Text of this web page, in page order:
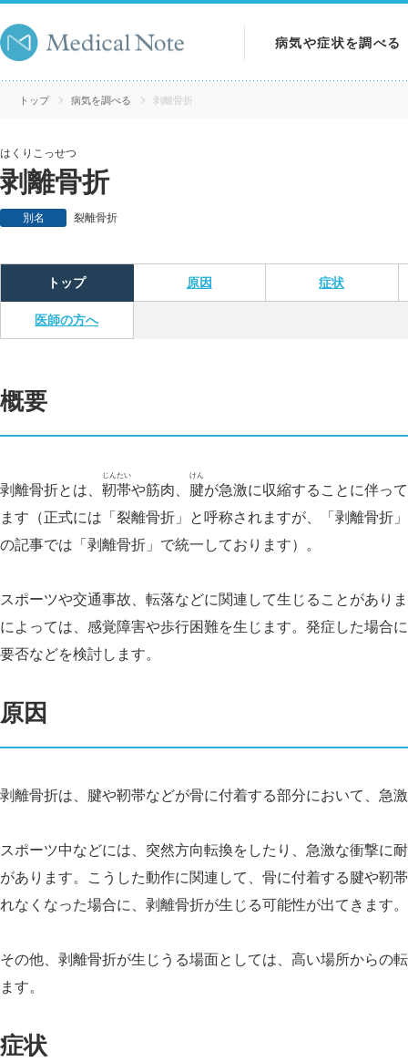
病気や症状を調べる
病気を調べる
トップ 病気を調べる 剥離骨折
はくりこっせつ
剥離骨折
別名 裂離骨折
トップ 原因 症状
医師の方へ
概要
剥離骨折とは、 靭帯
じんたい
や筋肉、 腱
けん
が急激に収縮することに伴っ
ます（正式には「裂離骨折」と呼称されますが、「剥離骨折
の記事では「剥離骨折」で統一しております）。
スポーツや交通事故、転落などに関連して生じることがあり
によっては、感覚障害や歩行困難を生じます。発症した場合
要否などを検討します。
原因
剥離骨折は、腱や靭帯などが骨に付着する部分において、急
スポーツ中などには、突然方向転換をしたり、急激な衝撃に
があります。こうした動作に関連して、骨に付着する腱や靭
れなくなった場合に、剥離骨折が生じる可能性が出てきます。
その他、剥離骨折が生じうる場面としては、高い場所からの
ます。
症状